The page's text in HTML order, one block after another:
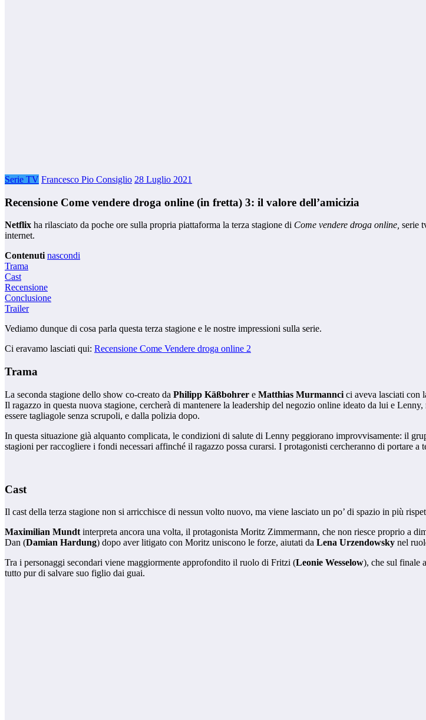
Serie TV Francesco Pio Consiglio 28 Luglio 2021
Recensione Come vendere droga online (in fretta) 3: il valore dell’amicizia
Netflix ha rilasciato da poche ore sulla propria piattaforma la terza stagione di Come vendere droga online, serie
internet.
Contenuti nascondi
Trama
Cast
Recensione
Conclusione
Trailer
Vediamo dunque di cosa parla questa terza stagione e le nostre impressioni sulla serie.
Ci eravamo lasciati qui: Recensione Come Vendere droga online 2
Trama
La seconda stagione dello show co-creato da Philipp Käßbohrer e Matthias Murmannci ci aveva lasciati con
Il ragazzo in questa nuova stagione, cercherà di mantenere la leadership del negozio online ideato da lui e
essere tagliagole senza scrupoli, e dalla polizia dopo.
In questa situazione già alquanto complicata, le condizioni di salute di Lenny peggiorano improvvisamente: il
stagioni per raccogliere i fondi necessari affinché il ragazzo possa curarsi. I protagonisti cercheranno di portare
Cast
Il cast della terza stagione non si arricchisce di nessun volto nuovo, ma viene lasciato un po’ di spazio in più
Maximilian Mundt interpreta ancora una volta, il protagonista Moritz Zimmermann, che non riesce proprio a
Dan (Damian Hardung) dopo aver litigato con Moritz uniscono le forze, aiutati da Lena Urzendowsky nel
Tra i personaggi secondari viene maggiormente approfondito il ruolo di Fritzi (Leonie Wesselow), che sul finale
tutto pur di salvare suo figlio dai guai.